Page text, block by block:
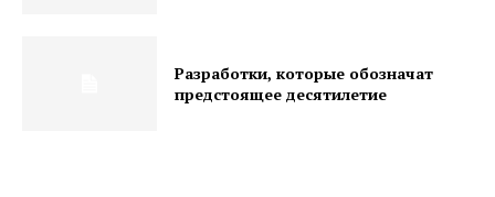
Разработки, которые обозначат
предстоящее десятилетие